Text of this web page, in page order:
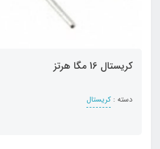
کریستال 16 مگا هرتز
دسته :کریستال